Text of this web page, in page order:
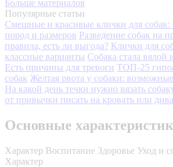
Больше материалов
Популярные статьи
Смешные и красивые клички для собак:
пород и размеров Разведение собак на
правила, есть ли выгода? Клички для
классные варианты Собака стала вялой
Есть причины для тревоги ТОП-25
собак Желтая рвота у собаки:
На какой день течки нужно вязать
от привычки писать на кровать или
Основные
Характер Воспитание Здоровье Уход и
Характер